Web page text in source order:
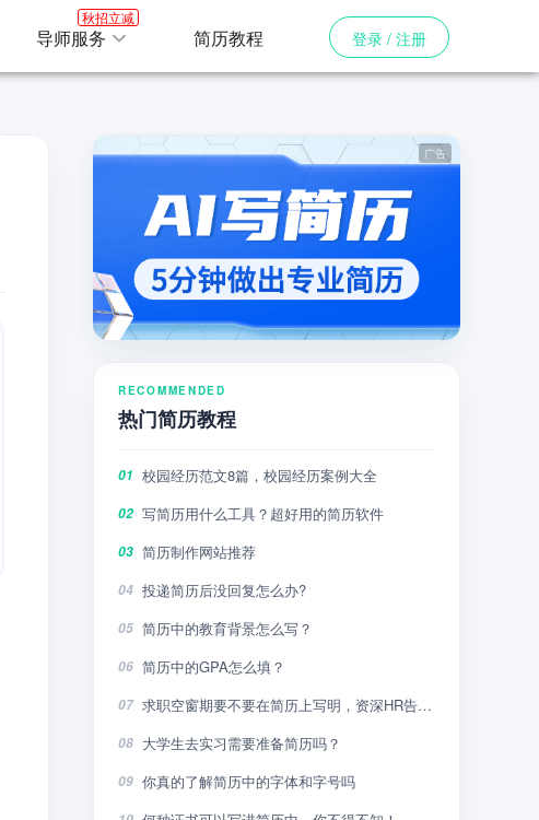
导师服务
秋招立减
简历教程 登录 / 注册
RECOMMENDED
热门简历教程
01 校园经历范文8篇，校园经历案例大全
02 写简历用什么工具？超好用的简历软件
03 简历制作网站推荐
04 投递简历后没回复怎么办?
05 简历中的教育背景怎么写？
06 简历中的GPA怎么填？
07 求职空窗期要不要在简历上写明，资深HR告诉你
08 大学生去实习需要准备简历吗？
09 你真的了解简历中的字体和字号吗